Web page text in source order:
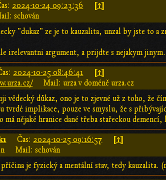
2024-10-24 09:23:36 [↑]
schován
"dukaz" ze je to kauzalita, unzal by jste to a
irelevantni argument, a prijdte s nejakym
2024-10-25 08:46:41 [↑]
Mail: urza v doméně urza.cz
vědecký důkaz, ono je to zjevné už z toho, že
tvrdé implikace, pouze ve smyslu, že s
má nějaké hranice dané třeba stařeckou
Čas: 2024-10-25 09:16:57 [↑]
Mail: schován
je fyzický a mentální stav, tedy kauzalita.